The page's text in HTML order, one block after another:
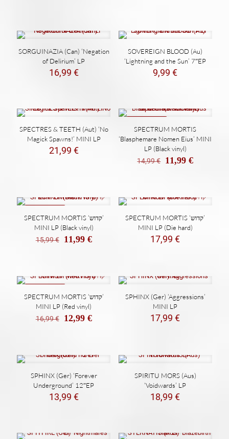
14,99 €.9,99 €.
SORGUINAZIA (Can) ‘Negation
of Delirium’ LP
16,99 €
SOVEREIGN BLOOD (Au)
‘Lightning and the Sun’ 7″EP
9,99€
SPECTRES & TEETH (Aut) ‘No
Magick Spawns!’ MINI LP
21,99 €
SPECTRUM MORTIS
‘Blasphemare Nomen Eius’ MINI
LP (Black vinyl)
14,99€ El
14,99 €.
11,99€El
11,99 €.
SPECTRUM MORTIS ‘קדוש’
MINI LP (Black vinyl)
15,99€
El
15,99 €.
11,99 €El
11,99 €.
SPECTRUM MORTIS ‘קדוש’
MINI LP (Die hard)
17,99€
SPECTRUM MORTIS ‘קדוש’
MINI LP (Red vinyl)
16,99€
El
16,99 €.
12,99 €El
12,99 €.
SPHINX (Ger) ‘Aggressions’
MINI LP
17,99€
SPHINX (Ger) ‘Forever
Underground’ 12″EP
13,99 €
SPIRITU MORS (Aus)
‘Voidwards’ LP
18,99€